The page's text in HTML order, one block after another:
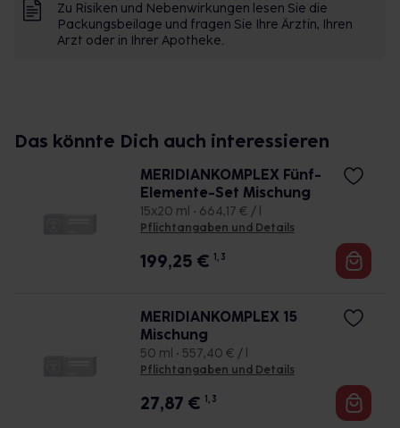
Zu Risiken und Nebenwirkungen lesen Sie die
Packungsbeilage und fragen Sie Ihre Ärztin, Ihren
Arzt oder in Ihrer Apotheke.
Das könnte Dich auch interessieren
MERIDIANKOMPLEX Fünf-
Elemente-Set Mischung
15x20 ml • 664,17 € / l
Pflichtangaben und Details
199,25 € 1, 3
MERIDIANKOMPLEX 15
Mischung
50 ml • 557,40 € / l
Pflichtangaben und Details
27,87 € 1, 3